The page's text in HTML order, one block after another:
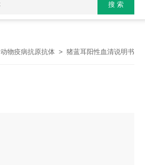
动物疫病抗原抗体 > 猪蓝耳阳性血清说明书